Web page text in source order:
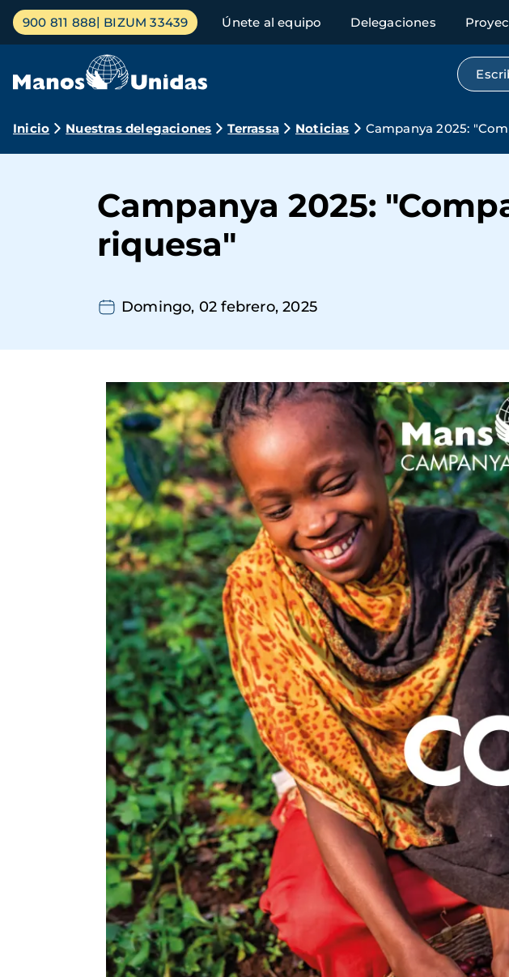
Pasar
contenido
Menú
principal
900 811 888 BIZUM 33439 Únete al equipo Delegaciones
Ruta
navegación
Inicio Nuestras delegaciones Terrassa Noticias Campanya 2025:
Campanya 2025:
riquesa"
Domingo, 02 febrero, 2025